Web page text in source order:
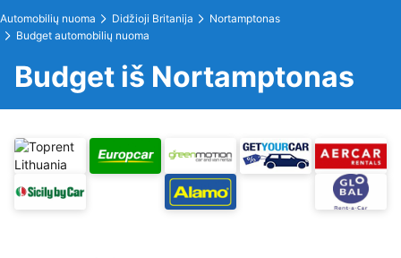
Automobilių nuoma Didžioji Britanija
Nortamptonas
Budget automobilių nuoma
Budget iš Nortamptonas